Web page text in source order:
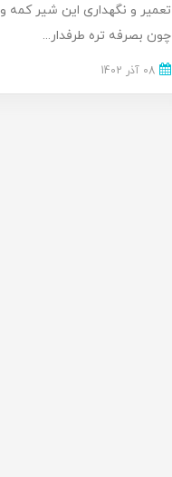
تعمیر و نگهداری این شیر کمه و
چون بصرفه تره طرفدار...